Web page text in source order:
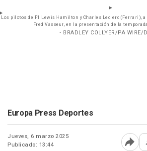
Los pilotos de F1 Lewis Hamilton y Charles Leclerc (Ferrari),
Fred Vasseur, en la presentación de la
- BRADLEY COLLYER/PA WIRE/
Europa Press Deportes
Jueves, 6 marzo 2025
Publicado: 13:44